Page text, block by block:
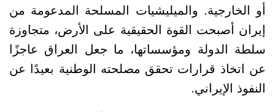
أو الخارجية. والميليشيات المسلحة المدعومة من
إيران أصبحت القوة الحقيقية على الأرض، متجاوزة
سلطة الدولة ومؤسساتها، ما جعل العراق عاجزًا
عن اتخاذ قرارات تحقق مصلحته الوطنية بعيدًا عن
النفوذ الإيراني.